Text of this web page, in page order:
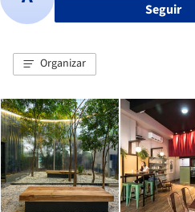
Seguir
Organizar